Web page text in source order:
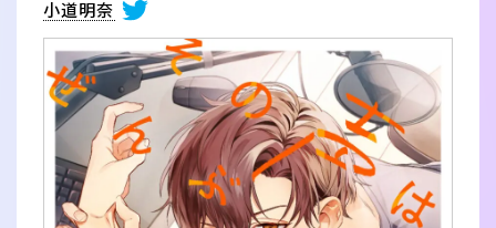
小道明奈